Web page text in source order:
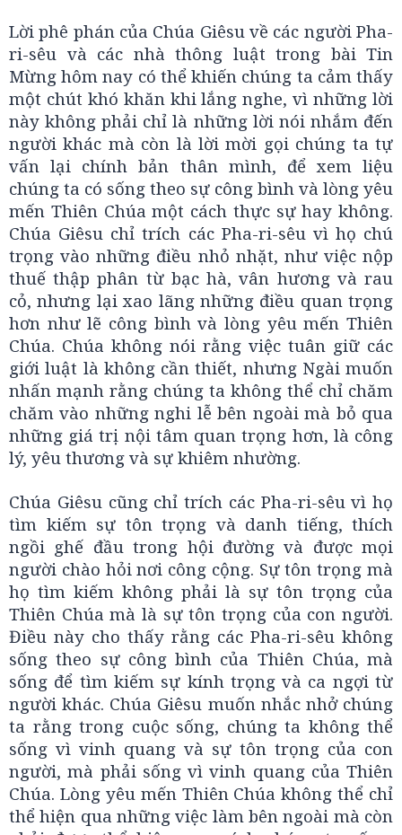
Lời phê phán của Chúa Giêsu về các người Pha-
ri-sêu và các nhà thông luật trong bài Tin
Mừng hôm nay có thể khiến chúng ta cảm thấy
một chút khó khăn khi lắng nghe, vì những lời
này không phải chỉ là những lời nói nhắm đến
người khác mà còn là lời mời gọi chúng ta tự
vấn lại chính bản thân mình, để xem liệu
chúng ta có sống theo sự công bình và lòng yêu
mến Thiên Chúa một cách thực sự hay không.
Chúa Giêsu chỉ trích các Pha-ri-sêu vì họ chú
trọng vào những điều nhỏ nhặt, như việc nộp
thuế thập phân từ bạc hà, vân hương và rau
cỏ, nhưng lại xao lãng những điều quan trọng
hơn như lẽ công bình và lòng yêu mến Thiên
Chúa. Chúa không nói rằng việc tuân giữ các
giới luật là không cần thiết, nhưng Ngài muốn
nhấn mạnh rằng chúng ta không thể chỉ chăm
chăm vào những nghi lễ bên ngoài mà bỏ qua
những giá trị nội tâm quan trọng hơn, là công
lý, yêu thương và sự khiêm nhường.
Chúa Giêsu cũng chỉ trích các Pha-ri-sêu vì họ
tìm kiếm sự tôn trọng và danh tiếng, thích
ngồi ghế đầu trong hội đường và được mọi
người chào hỏi nơi công cộng. Sự tôn trọng mà
họ tìm kiếm không phải là sự tôn trọng của
Thiên Chúa mà là sự tôn trọng của con người.
Điều này cho thấy rằng các Pha-ri-sêu không
sống theo sự công bình của Thiên Chúa, mà
sống để tìm kiếm sự kính trọng và ca ngợi từ
người khác. Chúa Giêsu muốn nhắc nhở chúng
ta rằng trong cuộc sống, chúng ta không thể
sống vì vinh quang và sự tôn trọng của con
người, mà phải sống vì vinh quang của Thiên
Chúa. Lòng yêu mến Thiên Chúa không thể chỉ
thể hiện qua những việc làm bên ngoài mà còn